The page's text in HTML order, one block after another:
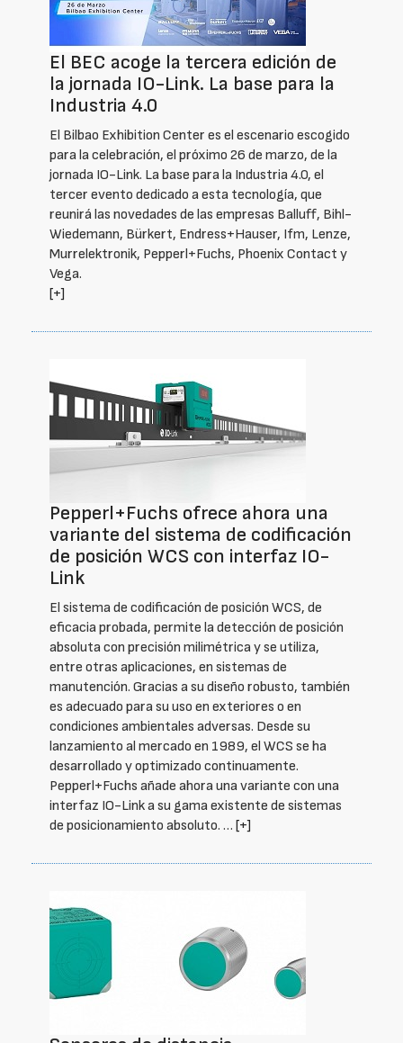
El BEC acoge la tercera edición de
la jornada IO-Link. La base para la
Industria 4.0
El Bilbao Exhibition Center es el escenario escogido
para la celebración, el próximo 26 de marzo, de la
jornada IO-Link. La base para la Industria 4.0, el
tercer evento dedicado a esta tecnología, que
reunirá las novedades de las empresas Balluff, Bihl-
Wiedemann, Bürkert, Endress+Hauser, Ifm, Lenze,
Murrelektronik, Pepperl+Fuchs, Phoenix Contact y
Vega.
[+]
Pepperl+Fuchs ofrece ahora una
variante del sistema de codificación
de posición WCS con interfaz IO-
Link
El sistema de codificación de posición WCS, de
eficacia probada, permite la detección de posición
absoluta con precisión milimétrica y se utiliza,
entre otras aplicaciones, en sistemas de
manutención. Gracias a su diseño robusto, también
es adecuado para su uso en exteriores o en
condiciones ambientales adversas. Desde su
lanzamiento al mercado en 1989, el WCS se ha
desarrollado y optimizado continuamente.
Pepperl+Fuchs añade ahora una variante con una
interfaz IO-Link a su gama existente de sistemas
de posicionamiento absoluto. … [+]